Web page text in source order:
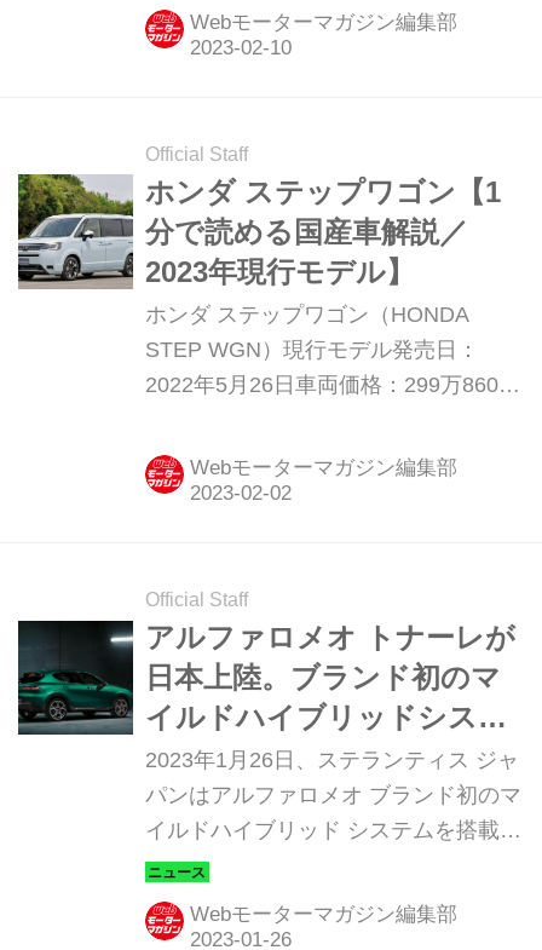
し、販売を開始した。
Webモーターマガジン編集部
Official Staff
ホンダ ステップワゴン【1
分で読める国産車解説／
2023年現行モデル】
ホンダ ステップワゴン（HONDA
STEP WGN）現行モデル発売日：
2022年5月26日車両価格：299万8600
Webモーターマガジン編集部
Official Staff
アルファロメオ トナーレが
日本上陸。ブランド初のマ
イルドハイブリッドシステ
ムを採用した新型SUV
2023年1月26日、ステランティス ジャ
パンはアルファロメオ ブランド初のマ
イルドハイブリッド システムを搭載し
たミドルサイズSUV「トナーレ
（Tonale）」を発表し、2月18日から
発売する。
Webモーターマガジン編集部